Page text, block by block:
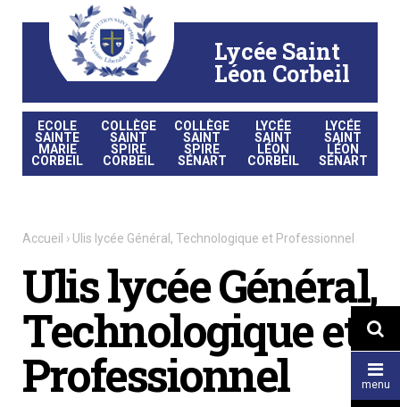
contenu.
Lycée Saint
Léon Corbeil
ECOLE
SAINTE
MARIE
CORBEIL
COLLÈGE
SAINT
SPIRE
CORBEIL
COLLÈGE
SAINT
SPIRE
SÉNART
LYCÉE
SAINT
LÉON
CORBEIL
LYCÉE
SAINT
LÉON
SÉNART


menu
Accueil › Ulis lycée Général, Technologique et Professionnel
Ulis lycée Général,
Technologique et
Professionnel